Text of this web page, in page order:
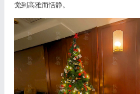
觉到高雅而恬静。